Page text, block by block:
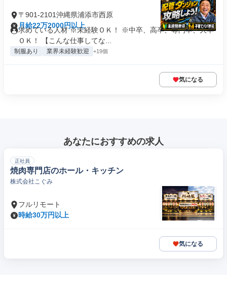
〒901-2101沖縄県浦添市西原
月給22万2000円以上
求めている人材 ※未経験ＯＫ！ ※中卒、高卒、専門卒、大卒
ＯＫ！ 【こんな仕事してな...
制服あり 業界未経験歓迎 +19個
気になる
あなたにおすすめの求人
正社員
焼肉専門店のホール・キッチン
株式会社こぐみ
フルリモート
時給30万円以上
気になる